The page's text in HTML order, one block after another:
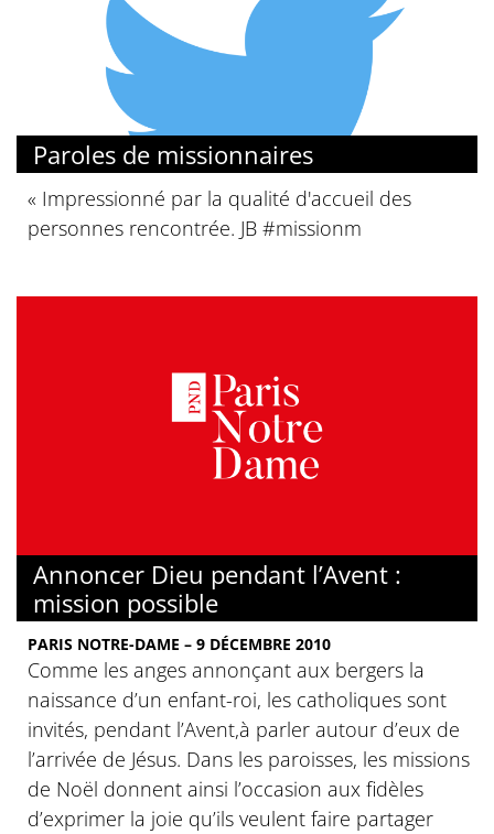
Paroles de missionnaires
« Impressionné par la qualité d'accueil des
personnes rencontrée. JB #missionm
Annoncer Dieu pendant l’Avent :
mission possible
PARIS NOTRE-DAME – 9 DÉCEMBRE 2010
Comme les anges annonçant aux bergers la
naissance d’un enfant-roi, les catholiques sont
invités, pendant l’Avent,à parler autour d’eux de
l’arrivée de Jésus. Dans les paroisses, les missions
de Noël donnent ainsi l’occasion aux fidèles
d’exprimer la joie qu’ils veulent faire partager